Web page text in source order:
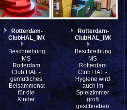
Rotterdam-
ClubHAL_IMG_7390
Beschreibung:
MS
Rotterdam
Club HAL -
gemütliches
Beisammensein
für die
Kinder
Rotterdam-
Beschreibung:
MS
Rotterdam
Club HAL -
Hygiene wird
auch im
Spielzimmer
groß
geschrieben